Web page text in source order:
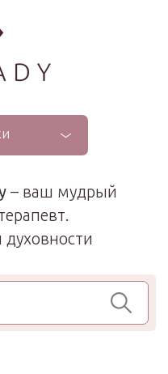
– ваш мудрый